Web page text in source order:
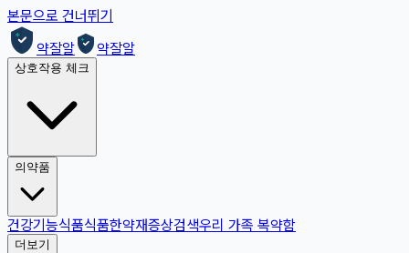
본문으로 건너뛰기
약잘알
약잘알
상호작용 체크
의약품
건강기능식품식품한약재증상검색우리 가족 복약함
더보기